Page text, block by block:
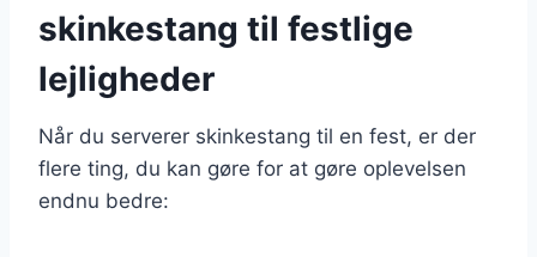
skinkestang til festlige
lejligheder
Når du serverer skinkestang til en fest, er der
flere ting, du kan gøre for at gøre oplevelsen
endnu bedre: